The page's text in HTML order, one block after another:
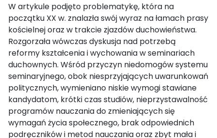
W artykule podjęto problematykę, która na
początku XX w. znalazła swój wyraz na łamach prasy
kościelnej oraz w trakcie zjazdów duchowieństwa.
Rozgorzała wówczas dyskusja nad potrzebą
reformy kształcenia i wychowania w seminariach
duchownych. Wśród przyczyn niedomogów systemu
seminaryjnego, obok niesprzyjających uwarunkowań
politycznych, wymieniano niskie wymogi stawiane
kandydatom, krótki czas studiów, nieprzystawalność
programów nauczania do zmieniających się
wymagań życia społecznego, brak odpowiednich
podręczników i metod nauczania oraz zbyt mała i